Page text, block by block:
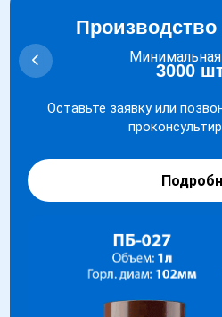
Минимальная
3000
Оставьте заявку или